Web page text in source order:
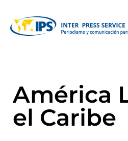
América
el Caribe